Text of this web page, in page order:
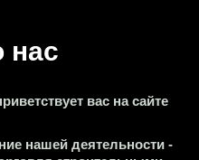
нас
Магазин "Армада"  приветствует вас на сайте
нашей деятельности -